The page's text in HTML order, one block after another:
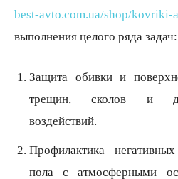
best-avto.com.ua/shop/kovriki-
выполнения целого ряда задач:
Защита обивки и
трещин, сколов и
воздействий.
Профилактика
пола с атмосферными